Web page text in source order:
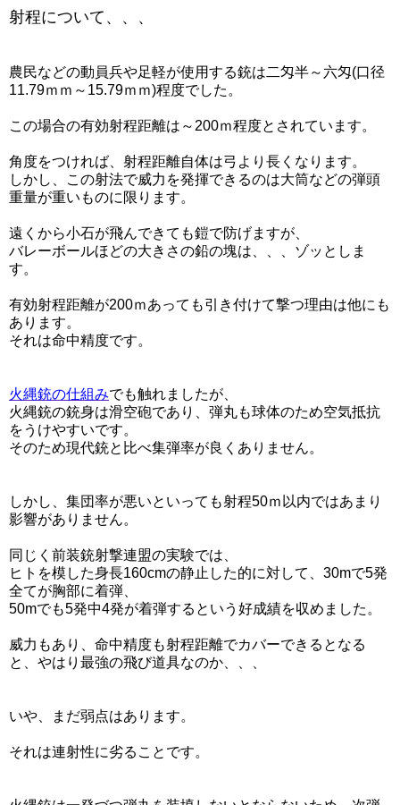
射程について、、、
農民などの動員兵や足軽が使用する銃は二匁半～六匁(口径
11.79ｍｍ～15.79ｍｍ)程度でした。
この場合の有効射程距離は～200ｍ程度とされています。
角度をつければ、射程距離自体は弓より長くなります。
しかし、この射法で威力を発揮できるのは大筒などの弾頭
重量が重いものに限ります。
遠くから小石が飛んできても鎧で防げますが、
バレーボールほどの大きさの鉛の塊は、、、ゾッとしま
す。
有効射程距離が200ｍあっても引き付けて撃つ理由は他にも
あります。
それは命中精度です。
火縄銃の仕組みでも触れましたが、
火縄銃の銃身は滑空砲であり、弾丸も球体のため空気抵抗
をうけやすいです。
そのため現代銃と比べ集弾率が良くありません。
しかし、集団率が悪いといっても射程50ｍ以内ではあまり
影響がありません。
同じく前装銃射撃連盟の実験では、
ヒトを模した身長160cmの静止した的に対して、30mで5発
全てが胸部に着弾、
50mでも5発中4発が着弾するという好成績を収めました。
威力もあり、命中精度も射程距離でカバーできるとなる
と、やはり最強の飛び道具なのか、、、
いや、まだ弱点はあります。
それは連射性に劣ることです。